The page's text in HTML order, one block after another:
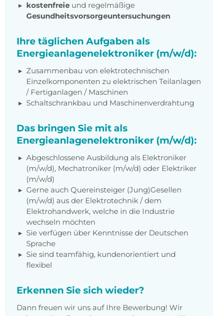
kostenfreie und regelmäßige
Gesundheitsvorsorgeuntersuchungen
Ihre täglichen Aufgaben als
Energieanlagenelektroniker (m/w/d):
Zusammenbau von elektrotechnischen
Einzelkomponenten zu elektrischen Teilanlagen
/ Fertiganlagen / Maschinen
Schaltschrankbau und Maschinenverdrahtung
Das bringen Sie mit als
Energieanlagenelektroniker (m/w/d):
Abgeschlossene Ausbildung als Elektroniker
(m/w/d), Mechatroniker (m/w/d) oder Elektriker
(m/w/d)
Gerne auch Quereinsteiger (Jung)Gesellen
(m/w/d) aus der Elektrotechnik / dem
Elektrohandwerk, welche in die Industrie
wechseln möchten
Sie verfügen über Kenntnisse der Deutschen
Sprache
Sie sind teamfähig, kundenorientiert und
flexibel
Erkennen Sie sich wieder?
Dann freuen wir uns auf Ihre Bewerbung! Wir